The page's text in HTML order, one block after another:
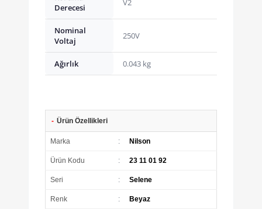
Derecesi
V2
Nominal
Voltaj
250V
Ağırlık 0.043 kg
- Ürün Özellikleri
Marka : Nilson
Ürün Kodu : 23 11 01 92
Seri : Selene
Renk : Beyaz